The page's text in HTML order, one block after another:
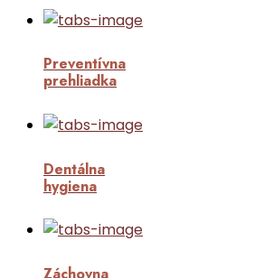
Preventívna
prehliadka
Dentálna
hygiena